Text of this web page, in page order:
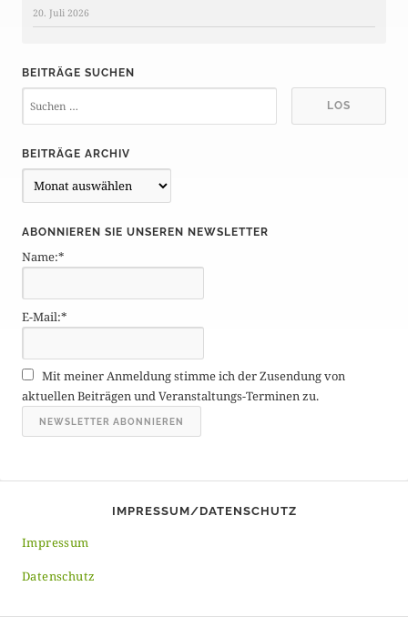
20. Juli 2026
BEITRÄGE SUCHEN
BEITRÄGE ARCHIV
e
t
r
g
e
r
c
h
v
ABONNIEREN SIE UNSEREN NEWSLETTER
Name:*
E-Mail:*
Mit meiner Anmeldung stimme ich der Zusendung von
aktuellen Beiträgen und Veranstaltungs-Terminen zu.
IMPRESSUM/DATENSCHUTZ
Impressum
Datenschutz